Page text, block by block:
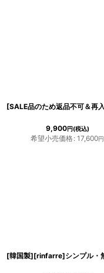
9,900円(税込)
希望小売価格: 17,600円